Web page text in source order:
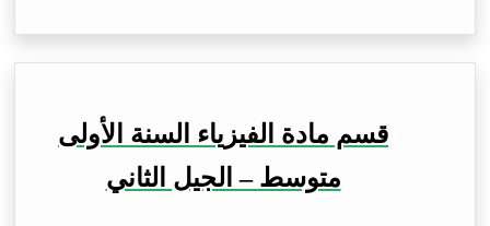
قسم مادة الفيزياء السنة الأولى
متوسط – الجيل الثاني